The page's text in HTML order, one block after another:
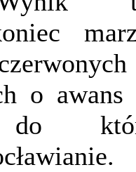
o awans
do